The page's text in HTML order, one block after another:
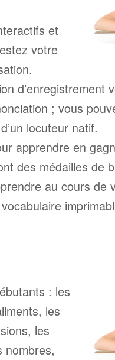
et
votre
d’enregistrement
; vous
locuteur natif.
apprendre en
des médailles de
au cours de
: les
les
les
nombres,